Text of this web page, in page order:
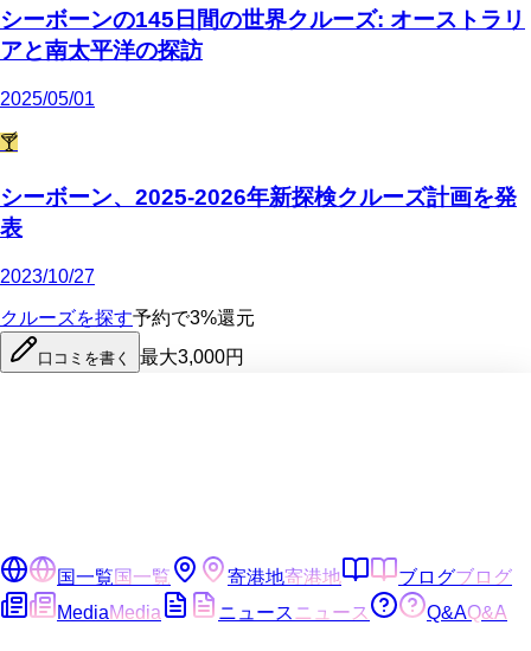
シーボーンの145日間の世界クルーズ: オーストラリ
アと南太平洋の探訪
2025/05/01
🍸
シーボーン、2025-2026年新探検クルーズ計画を発
表
2023/10/27
クルーズを探す予約で3%還元
口コミを書く 最大3,000円
国一覧国一覧 寄港地寄港地 ブログブログ
MediaMedia ニュース ニュース Q&AQ&A